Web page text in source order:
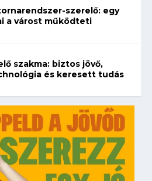
szerelő: egy
a várost működteti
szakma: biztos jövő,
és keresett tudás